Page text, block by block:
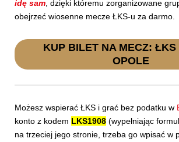
idę sam, dzięki któremu zorganizowane
obejrzeć wiosenne mecze ŁKS-u za darmo.
KUP BILET NA MECZ: ŁKS
OPOLE
Możesz wspierać ŁKS i grać bez podatku w
konto z kodem LKS1908 (wypełniając
na trzeciej jego stronie, trzeba go wpisać w